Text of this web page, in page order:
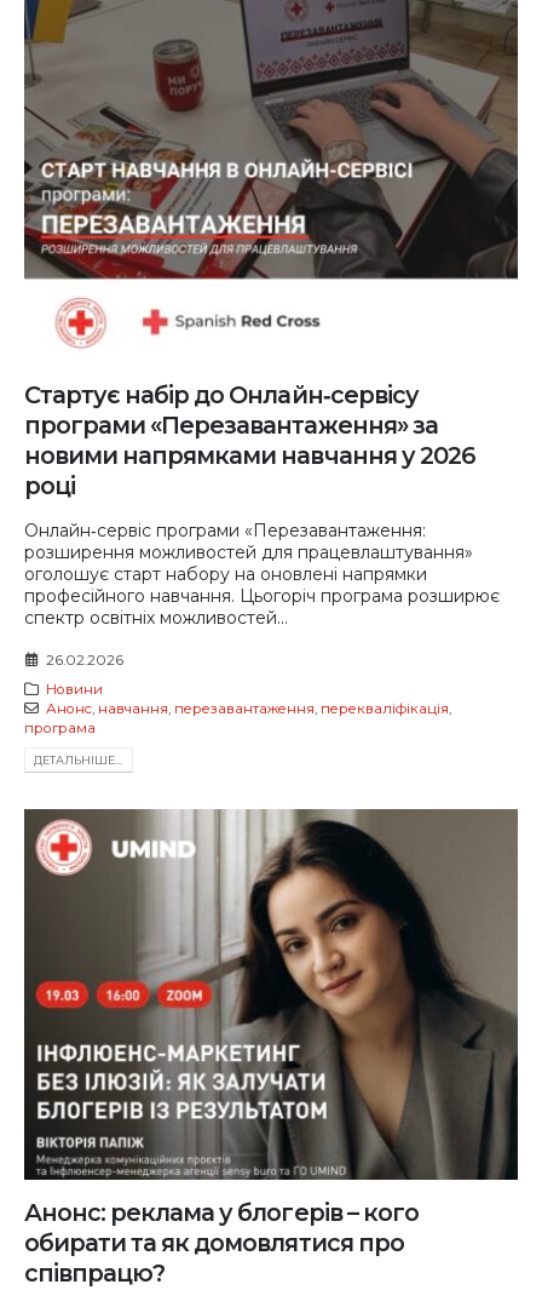
Стартує набір до Онлайн‑сервісу
програми «Перезавантаження» за
новими напрямками навчання у 2026
році
Онлайн‑сервіс програми «Перезавантаження:
розширення можливостей для працевлаштування»
оголошує старт набору на оновлені напрямки
професійного навчання. Цьогоріч програма розширює
спектр освітніх можливостей...
26.02.2026
Новини
Анонс, навчання, перезавантаження, перекваліфікація,
програма
ДЕТАЛЬНIШЕ...
Анонс: реклама у блогерів – кого
обирати та як домовлятися про
співпрацю?